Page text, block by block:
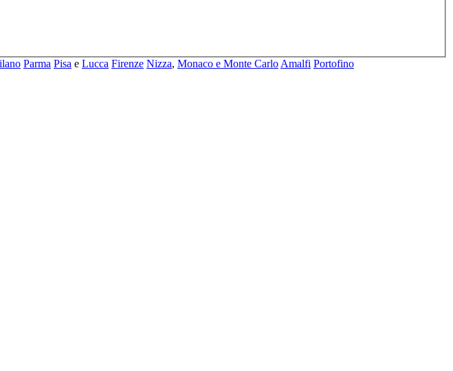
Parma Pisa e Lucca Firenze Nizza, Monaco e Monte Carlo Amalfi Portofino